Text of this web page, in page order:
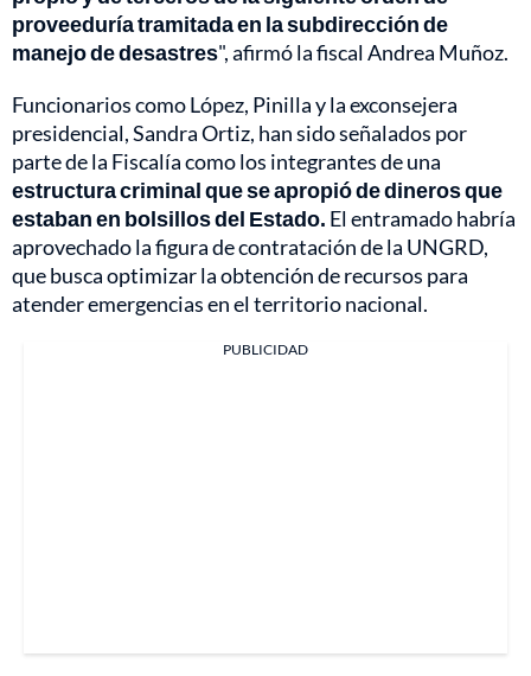
proveeduría tramitada en la subdirección de
manejo de desastres", afirmó la fiscal Andrea Muñoz.
Funcionarios como López, Pinilla y la exconsejera
presidencial, Sandra Ortiz, han sido señalados por
parte de la Fiscalía como los integrantes de una
estructura criminal que se apropió de dineros que
estaban en bolsillos del Estado. El entramado habría
aprovechado la figura de contratación de la UNGRD,
que busca optimizar la obtención de recursos para
atender emergencias en el territorio nacional.
PUBLICIDAD